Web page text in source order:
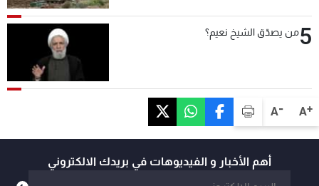
A+
A-
5من يصدّق الشيخ نعيم؟
أهم الأخبار و الفيديوهات في بريدك الالكتروني